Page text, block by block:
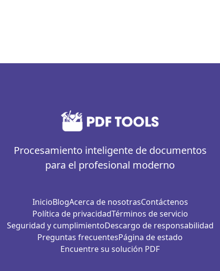
Procesamiento inteligente de documentos
para el profesional moderno
InicioBlogAcerca de nosotrasContáctenos
Política de privacidadTérminos de servicio
Seguridad y cumplimientoDescargo de responsabilidad
Preguntas frecuentesPágina de estado
Encuentre su solución PDF